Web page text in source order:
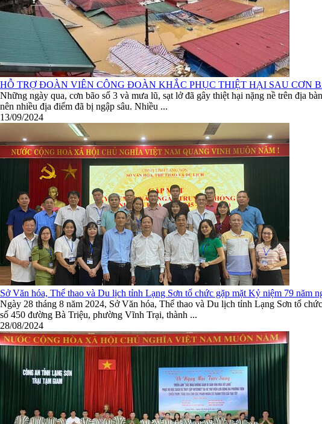
HỖ TRỢ ĐOÀN VIÊN CÔNG ĐOÀN KHẮC PHỤC THIỆT HẠI SAU CƠN
Những ngày qua, cơn bão số 3 và mưa lũ, sạt lở đã gây thiệt hại nặng nề trên địa
nên nhiều địa điểm đã bị ngập sâu. Nhiều ...
13/09/2024
Sở Văn hóa, Thể thao và Du lịch tỉnh Lạng Sơn tổ chức gặp mặt Kỷ niệm 79 năm
Ngày 28 tháng 8 năm 2024, Sở Văn hóa, Thể thao và Du lịch tỉnh Lạng Sơn tổ
số 450 đường Bà Triệu, phường Vĩnh Trại, thành ...
28/08/2024